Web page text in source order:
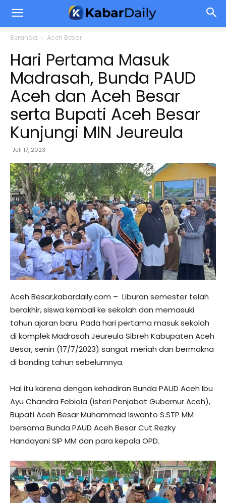
Beranda Aceh Besar
Hari Pertama Masuk
Madrasah, Bunda PAUD
Aceh dan Aceh Besar
serta Bupati Aceh Besar
Kunjungi MIN Jeureula
Juli 17, 2023
Aceh Besar,kabardaily.com – Liburan semester telah
berakhir, siswa kembali ke sekolah dan memasuki
tahun ajaran baru. Pada hari pertama masuk sekolah
di komplek Madrasah Jeureula Sibreh Kabupaten Aceh
Besar, senin (17/7/2023) sangat meriah dan bermakna
di banding tahun sebelumnya.
Hal itu karena dengan kehadiran Bunda PAUD Aceh Ibu
Ayu Chandra Febiola (isteri Penjabat Gubernur Aceh),
Bupati Aceh Besar Muhammad Iswanto S.STP MM
bersama Bunda PAUD Aceh Besar Cut Rezky
Handayani SIP MM dan para kepala OPD.